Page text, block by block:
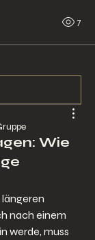
7
Wie
nach einem
werde, muss